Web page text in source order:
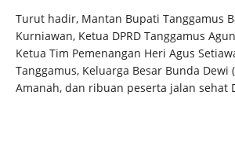
Turut hadir, Mantan Bupati Tanggamus
Kurniawan, Ketua DPRD Tanggamus
Ketua Tim Pemenangan Heri Agus
Tanggamus, Keluarga Besar Bunda Dewi
Amanah, dan ribuan peserta jalan sehat